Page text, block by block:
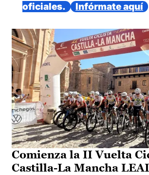
oficiales.
Infórmate aquí
Comienza la II Vuelta
Castilla-La Mancha